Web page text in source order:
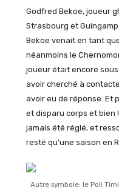
Godfred Bekoe, joueur
Strasbourg et
Bekoe venait en tant
néanmoins le
joueur était encore
avoir cherché à
avoir eu de réponse. Et
et disparu corps et bien
jamais été réglé, et
resté qu’une saison en
Autre symbole: le Poli